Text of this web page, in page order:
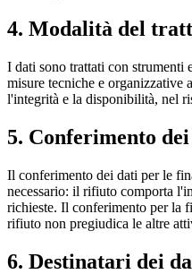
4. Modalità del
I dati sono trattati con strumenti
misure tecniche e organizzative
l'integrità e la disponibilità, nel
5. Conferimento
Il conferimento dei dati per le
necessario: il rifiuto comporta
richieste. Il conferimento per la
rifiuto non pregiudica le altre
6. Destinatari dei